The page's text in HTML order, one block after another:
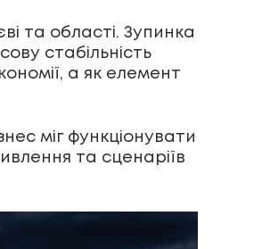
та області. Зупинка
стабільність
а як елемент
міг функціонувати
та сценаріїв